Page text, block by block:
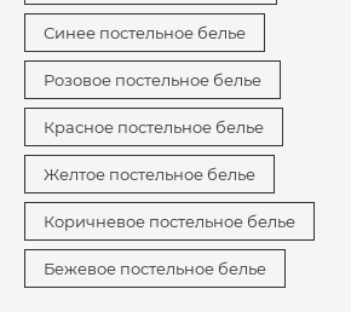
Синее постельное белье
Розовое постельное белье
Красное постельное белье
Желтое постельное белье
Коричневое постельное белье
Бежевое постельное белье